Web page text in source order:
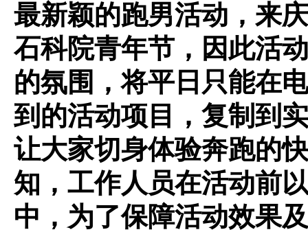
最新颖的跑男活动，来
石科院青年节，因此活
的氛围，将平日只能在
到的活动项目，复制到
让大家切身体验奔跑的
知，工作人员在活动前
中，为了保障活动效果